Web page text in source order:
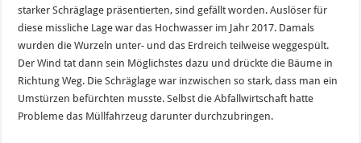
starker Schräglage präsentierten, sind gefällt worden. Auslöser für
diese missliche Lage war das Hochwasser im Jahr 2017. Damals
wurden die Wurzeln unter- und das Erdreich teilweise weggespült.
Der Wind tat dann sein Möglichstes dazu und drückte die Bäume in
Richtung Weg. Die Schräglage war inzwischen so stark, dass man ein
Umstürzen befürchten musste. Selbst die Abfallwirtschaft hatte
Probleme das Müllfahrzeug darunter durchzubringen.